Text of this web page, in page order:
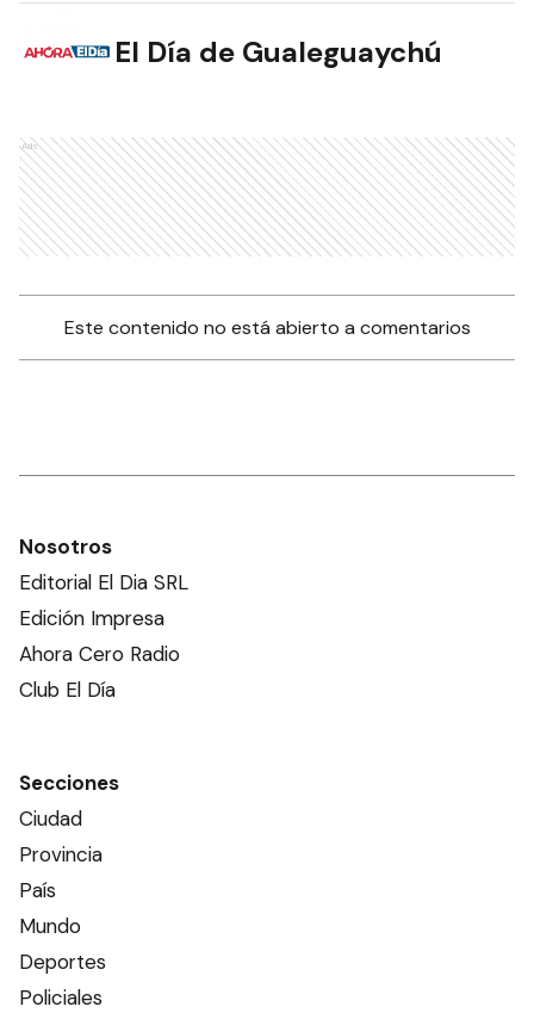
El Día de Gualeguaychú
Ads
Este contenido no está abierto a comentarios
Nosotros
Editorial El Dia SRL
Edición Impresa
Ahora Cero Radio
Club El Día
Secciones
Ciudad
Provincia
País
Mundo
Deportes
Policiales